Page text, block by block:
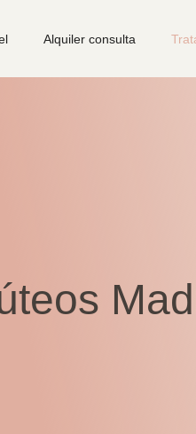
Alquiler consulta